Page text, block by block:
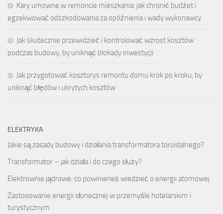
Kary umowne w remoncie mieszkania: jak chronić budżet i
egzekwować odszkodowania za opóźnienia i wady wykonawcy
Jak skutecznie przewidzieć i kontrolować wzrost kosztów
podczas budowy, by uniknąć blokady inwestycji
Jak przygotować kosztorys remontu domu krok po kroku, by
uniknąć błędów i ukrytych kosztów
ELEKTRYKA
Jakie są zasady budowy i działania transformatora toroidalnego?
Transformator – jak działa i do czego służy?
Elektrownie jądrowe: co powinieneś wiedzieć o energii atomowej
Zastosowanie energii słonecznej w przemyśle hotelarskim i
turystycznym